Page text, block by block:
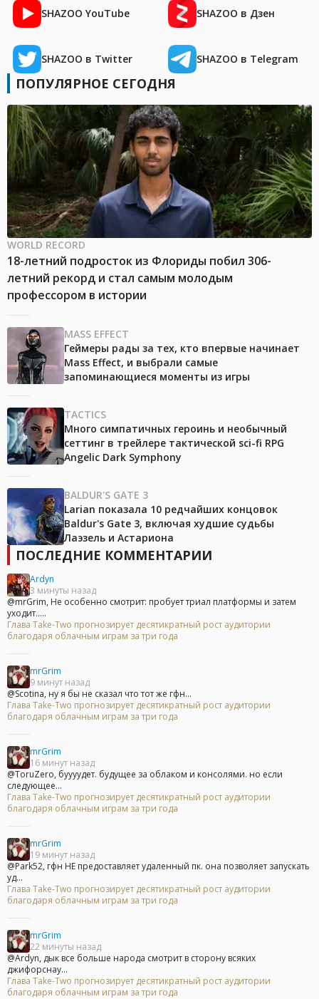
SHAZOO YouTube SHAZOO в Дзен
SHAZOO в Twitter SHAZOO в Telegram
ПОПУЛЯРНОЕ СЕГОДНЯ
WORLD RECORD
18-летний подросток из Флориды побил 306-
летний рекорд и стал самым молодым
профессором в истории
MASS EFFECT
Геймеры рады за тех, кто впервые начинает
Mass Effect, и выбрали самые
запоминающиеся моменты из игры
TACTICS
Много симпатичных героинь и необычный
сеттинг в трейлере тактической sci-fi RPG
Angelic Dark Symphony
BALDUR'S GATE 3
Larian показала 10 редчайших концовок
Baldur's Gate 3, включая худшие судьбы
Лаэзель и Астариона
ПОСЛЕДНИЕ КОММЕНТАРИИ
Ardyn
3 минуты назад
@mrGrim, Не особенно смотрит: пробует триал платформы и затем
уходит.....
Глава Take-Two прогнозирует десятикратный рост аудитории
благодаря облачным играм за три года
mrGrim
9 минут назад
@Scotina, ну я бы не сказал что тот же гфн...
Глава Take-Two прогнозирует десятикратный рост аудитории
благодаря облачным играм за три года
mrGrim
16 минут назад
@ToruZero, буууудет. будущее за облаком и консолями. но если
следующее...
Глава Take-Two прогнозирует десятикратный рост аудитории
благодаря облачным играм за три года
mrGrim
19 минут назад
@Park52, гфн НЕ предоставляет удаленный пк. она позволяет запускать
уд...
Глава Take-Two прогнозирует десятикратный рост аудитории
благодаря облачным играм за три года
mrGrim
22 минуты назад
@Ardyn, дык все больше народа смотрит в сторону всяких
джифорснау...
Глава Take-Two прогнозирует десятикратный рост аудитории
благодаря облачным играм за три года